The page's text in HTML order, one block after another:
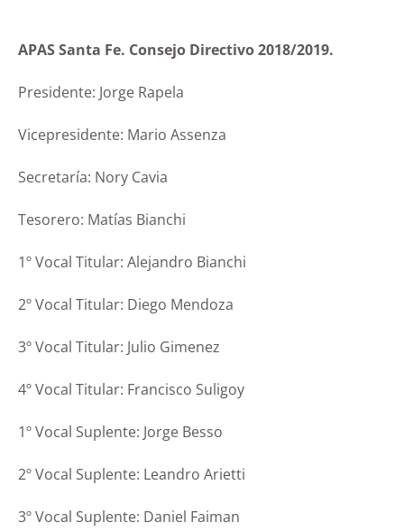
APAS Santa Fe. Consejo Directivo 2018/2019.
Presidente: Jorge Rapela
Vicepresidente: Mario Assenza
Secretaría: Nory Cavia
Tesorero: Matías Bianchi
1º Vocal Titular: Alejandro Bianchi
2º Vocal Titular: Diego Mendoza
3º Vocal Titular: Julio Gimenez
4º Vocal Titular: Francisco Suligoy
1º Vocal Suplente: Jorge Besso
2º Vocal Suplente: Leandro Arietti
3º Vocal Suplente: Daniel Faiman